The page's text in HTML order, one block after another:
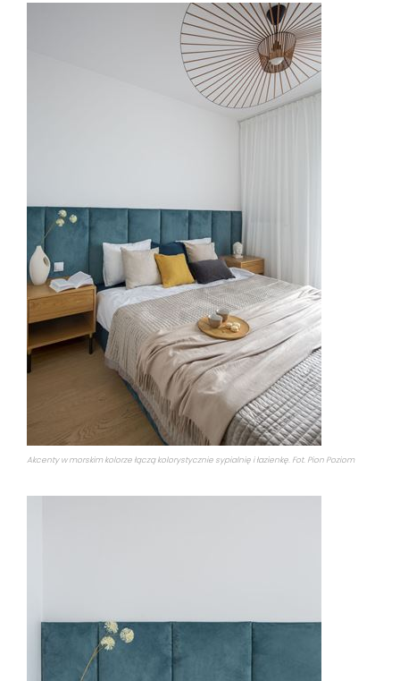
Akcenty w morskim kolorze łączą kolorystycznie sypialnię i łazienkę. Fot. Pion Poziom